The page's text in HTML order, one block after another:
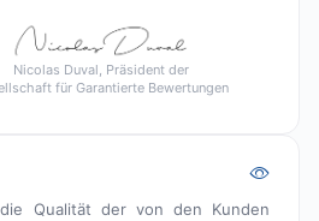
Nicolas Duval, Präsident der
für Garantierte Bewertungen
Qualität der von den Kunden